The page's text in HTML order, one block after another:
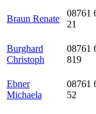
Braun Renate
08761
21
Burghard
Christoph
08761
819
Ebner
Michaela
08761
52